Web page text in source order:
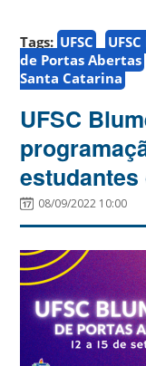
Tags: UFSC
de Portas Abertas
Santa Catarina
UFSC
08/09/2022 10:00